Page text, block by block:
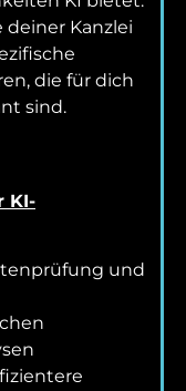
deiner Kanzlei
die für dich
sind.
KI-
und